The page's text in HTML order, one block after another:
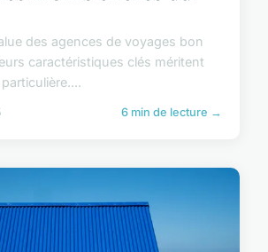
des agences de voyages bon
caractéristiques clés méritent
6 min de lecture →